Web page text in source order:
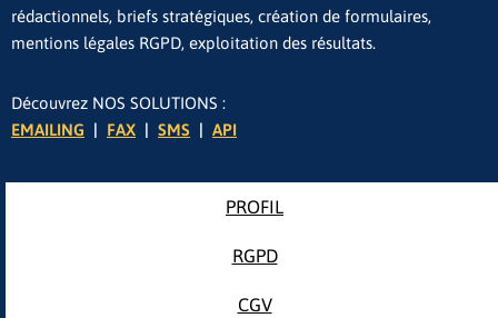
rédactionnels, briefs stratégiques, création de formulaires,
mentions légales RGPD, exploitation des résultats.
Découvrez NOS SOLUTIONS :
EMAILING | FAX | SMS | API
PROFIL
RGPD
CGV